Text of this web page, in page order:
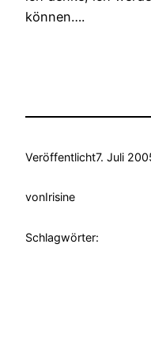
können….
Veröffentlicht7. Juli
vonIrisine
Schlagwörter: